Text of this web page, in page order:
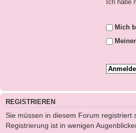
Ich habe
Mich
REGISTRIEREN
Sie müssen in diesem Forum
Registrierung ist in wenigen